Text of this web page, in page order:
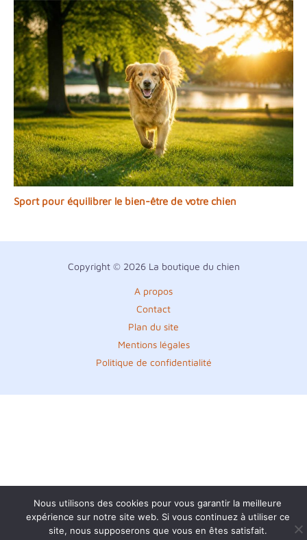
Sport pour équilibrer le bien-être de votre chien
Copyright © 2026 La boutique du chien
A propos
Contact
Plan du site
Mentions légales
Politique de confidentialité
Nous utilisons des cookies pour vous garantir la meilleure
expérience sur notre site web. Si vous continuez à utiliser ce
site, nous supposerons que vous en êtes satisfait.